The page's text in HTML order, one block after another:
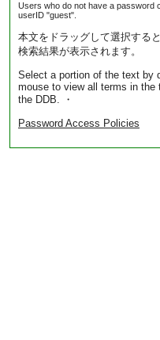
Users who do not have a password
userID "guest".
本文をドラッグして選択する
検索結果が表示されます。
Select a portion of the text by
mouse to view all terms in the
the DDB. ・
Password Access Policies